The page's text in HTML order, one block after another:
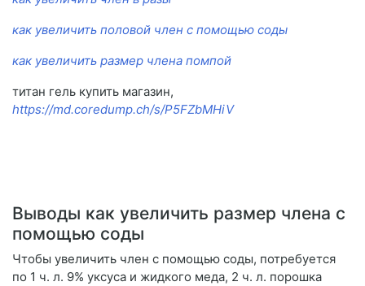
как увеличить половой член с помощью соды
как увеличить размер члена помпой
титан гель купить магазин,
https://md.coredump.ch/s/P5FZbMHiV
Выводы как увеличить размер члена с
помощью соды
Чтобы увеличить член с помощью соды, потребуется
по 1 ч. л. 9% уксуса и жидкого меда, 2 ч. л. порошка